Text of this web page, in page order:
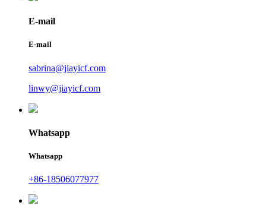
E-mail
E-mail
sabrina@jiayicf.com
linwy@jiayicf.com
Whatsapp
Whatsapp
+86-18506077977